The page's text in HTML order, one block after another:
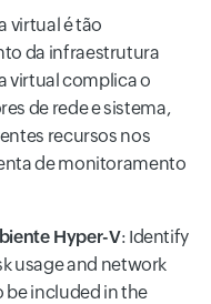
virtual é tão
da infraestrutura
virtual complica o
de rede e sistema,
recursos nos
de monitoramento
Hyper-V: Identify
usage and network
be included in the